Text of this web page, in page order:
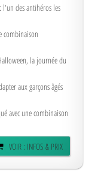
l'un des antihéros les
combinaison
la journée du
aux garçons âgés
avec une combinaison
VOIR : INFOS & PRIX